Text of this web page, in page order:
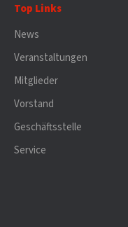
Top Links
News
Veranstaltungen
Mitglieder
Vorstand
Geschäftsstelle
Service